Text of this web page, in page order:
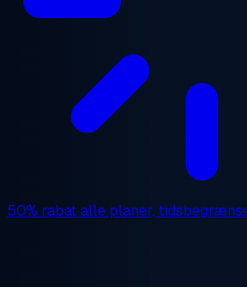
50% rabatalle planer,